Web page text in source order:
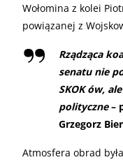
Wołomina z kolei
powiązanej z
Rządząca
senatu nie
SKOK ów,
polityczne–
Grzegorz
Atmosfera obrad